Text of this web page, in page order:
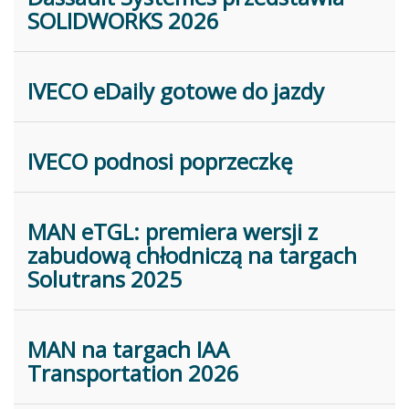
SOLIDWORKS 2026
IVECO eDaily gotowe do jazdy
IVECO podnosi poprzeczkę
MAN eTGL: premiera wersji z
zabudową chłodniczą na targach
Solutrans 2025
MAN na targach IAA
Transportation 2026